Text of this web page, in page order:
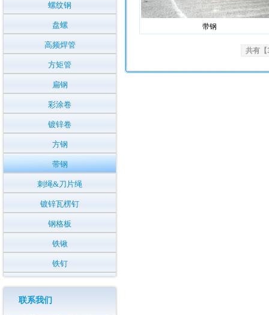
螺纹钢
盘螺
高频焊管
方矩管
扁钢
彩涂卷
镀锌卷
方钢
带钢
刺绳&刀片绳
镀锌瓦楞钉
钢格板
铁锹
铁钉
联系我们
带钢
共有【